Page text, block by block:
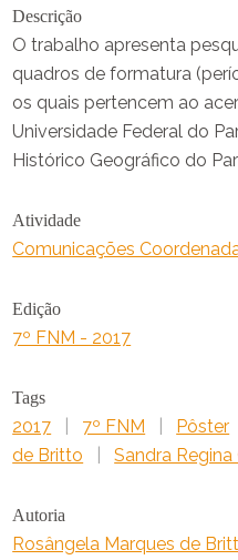
Descrição
O trabalho apresenta
quadros de formatura
os quais pertencem ao
Universidade Federal do
Histórico Geográfico do
Atividade
Comunicações
Edição
7º FNM - 2017
Tags
2017 7º FNM Pôster
de Britto
Sandra
Autoria
Rosângela Marques de